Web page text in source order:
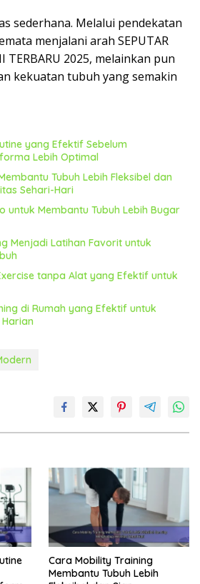
sederhana. Melalui pendekatan
menjalani arah SEPUTAR
TERBARU 2025, melainkan pun
kekuatan tubuh yang semakin
yang Efektif Sebelum
Lebih Optimal
Tubuh Lebih Fleksibel dan
Sehari-Hari
untuk Membantu Tubuh Lebih Bugar
Menjadi Latihan Favorit untuk
tanpa Alat yang Efektif untuk
di Rumah yang Efektif untuk
Cara Mobility Training
Membantu Tubuh Lebih